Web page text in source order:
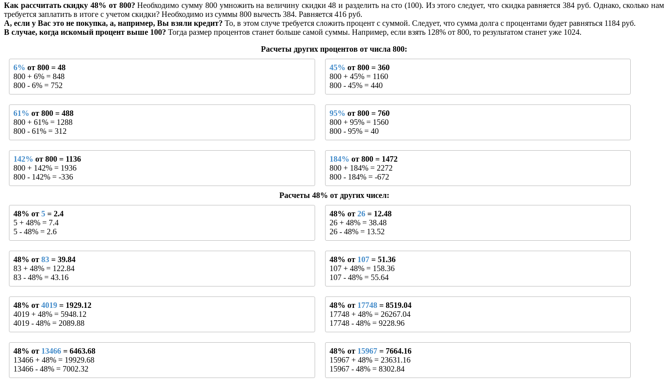
Как рассчитать скидку 48% от 800? Необходимо сумму 800 умножить на величину скидки 48 и разделить на сто (100). Из этого следует, что скидка равняется 384 руб. Однако, сколько нам
требуется заплатить в итоге с учетом скидки? Необходимо из суммы 800 вычесть 384. Равняется 416 руб.
А, если у Вас это не покупка, а, например, Вы взяли кредит? То, в этом случе требуется сложить процент с суммой. Следует, что сумма долга с процентами будет равняться 1184 руб.
В случае, когда искомый процент выше 100? Тогда размер процентов станет больше самой суммы. Например, если взять 128% от 800, то результатом станет уже 1024.
Расчеты других процентов от числа 800:
6% от 800 = 48
800 + 6% = 848
800 - 6% = 752
45% от 800 = 360
800 + 45% = 1160
800 - 45% = 440
61% от 800 = 488
800 + 61% = 1288
800 - 61% = 312
95% от 800 = 760
800 + 95% = 1560
800 - 95% = 40
142% от 800 = 1136
800 + 142% = 1936
800 - 142% = -336
184% от 800 = 1472
800 + 184% = 2272
800 - 184% = -672
Расчеты 48% от других чисел:
48% от 5 = 2.4
5 + 48% = 7.4
5 - 48% = 2.6
48% от 26= 12.48
26 + 48% = 38.48
26 - 48% = 13.52
48% от 83 = 39.84
83 + 48% = 122.84
83 - 48% = 43.16
48% от 107= 51.36
107 + 48% = 158.36
107 - 48% = 55.64
48% от 4019 = 1929.12
4019 + 48% = 5948.12
4019 - 48% = 2089.88
48% от 17748= 8519.04
17748 + 48% = 26267.04
17748 - 48% = 9228.96
48% от 13466 = 6463.68
13466 + 48% = 19929.68
13466 - 48% = 7002.32
48% от 15967= 7664.16
15967 + 48% = 23631.16
15967 - 48% = 8302.84